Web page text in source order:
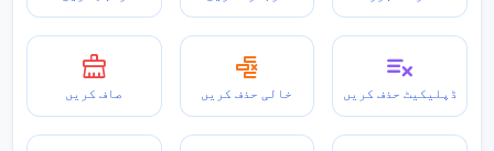
صاف کریں خالی حذف کریں ڈپلیکیٹ حذف کریں